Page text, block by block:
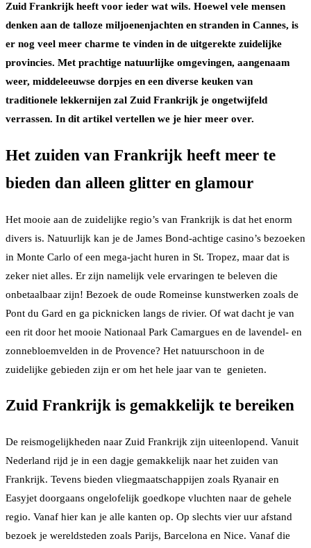
Zuid Frankrijk heeft voor ieder wat wils. Hoewel vele mensen
denken aan de talloze miljoenenjachten en stranden in Cannes, is
er nog veel meer charme te vinden in de uitgerekte zuidelijke
provincies. Met prachtige natuurlijke omgevingen, aangenaam
weer, middeleeuwse dorpjes en een diverse keuken van
traditionele lekkernijen zal Zuid Frankrijk je ongetwijfeld
verrassen. In dit artikel vertellen we je hier meer over.
Het zuiden van Frankrijk heeft meer te
bieden dan alleen glitter en glamour
Het mooie aan de zuidelijke regio’s van Frankrijk is dat het enorm
divers is. Natuurlijk kan je de James Bond-achtige casino’s bezoeken
in Monte Carlo of een mega-jacht huren in St. Tropez, maar dat is
zeker niet alles. Er zijn namelijk vele ervaringen te beleven die
onbetaalbaar zijn! Bezoek de oude Romeinse kunstwerken zoals de
Pont du Gard en ga picknicken langs de rivier. Of wat dacht je van
een rit door het mooie Nationaal Park Camargues en de lavendel- en
zonnebloemvelden in de Provence? Het natuurschoon in de
zuidelijke gebieden zijn er om het hele jaar van te genieten.
Zuid Frankrijk is gemakkelijk te bereiken
De reismogelijkheden naar Zuid Frankrijk zijn uiteenlopend. Vanuit
Nederland rijd je in een dagje gemakkelijk naar het zuiden van
Frankrijk. Tevens bieden vliegmaatschappijen zoals Ryanair en
Easyjet doorgaans ongelofelijk goedkope vluchten naar de gehele
regio. Vanaf hier kan je alle kanten op. Op slechts vier uur afstand
bezoek je wereldsteden zoals Parijs, Barcelona en Nice. Vanaf die